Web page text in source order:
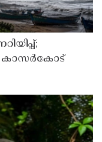
കാസർകോട്